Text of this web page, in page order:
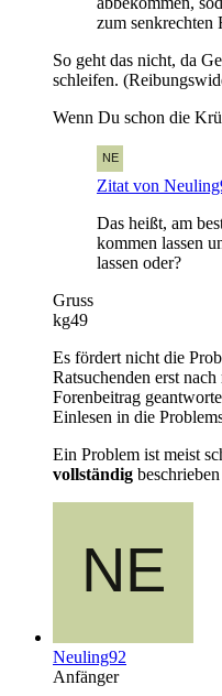
zum senkrechten
So geht das nicht, da
schleifen.
Wenn Du schon die
Zitat von
Das heißt, am
kommen lassen
lassen oder?
Gruss
kg49
Es fördert nicht die
Ratsuchenden erst
Forenbeitrag
Einlesen in die
Ein Problem ist meist
vollständig
Neuling92
Anfänger